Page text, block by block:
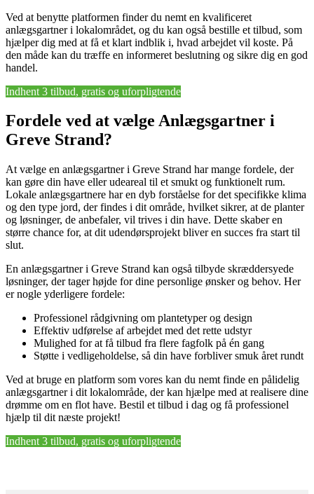
Ved at benytte platformen finder du nemt en kvalificeret
anlægsgartner i lokalområdet, og du kan også bestille et tilbud, som
hjælper dig med at få et klart indblik i, hvad arbejdet vil koste. På
den måde kan du træffe en informeret beslutning og sikre dig en god
handel.
Indhent 3 tilbud, gratis og uforpligtende
Fordele ved at vælge Anlægsgartner i
Greve Strand?
At vælge en anlægsgartner i Greve Strand har mange fordele, der
kan gøre din have eller udeareal til et smukt og funktionelt rum.
Lokale anlægsgartnere har en dyb forståelse for det specifikke klima
og den type jord, der findes i dit område, hvilket sikrer, at de planter
og løsninger, de anbefaler, vil trives i din have. Dette skaber en
større chance for, at dit udendørsprojekt bliver en succes fra start til
slut.
En anlægsgartner i Greve Strand kan også tilbyde skræddersyede
løsninger, der tager højde for dine personlige ønsker og behov. Her
er nogle yderligere fordele:
Professionel rådgivning om plantetyper og design
Effektiv udførelse af arbejdet med det rette udstyr
Mulighed for at få tilbud fra flere fagfolk på én gang
Støtte i vedligeholdelse, så din have forbliver smuk året rundt
Ved at bruge en platform som vores kan du nemt finde en pålidelig
anlægsgartner i dit lokalområde, der kan hjælpe med at realisere dine
drømme om en flot have. Bestil et tilbud i dag og få professionel
hjælp til dit næste projekt!
Indhent 3 tilbud, gratis og uforpligtende